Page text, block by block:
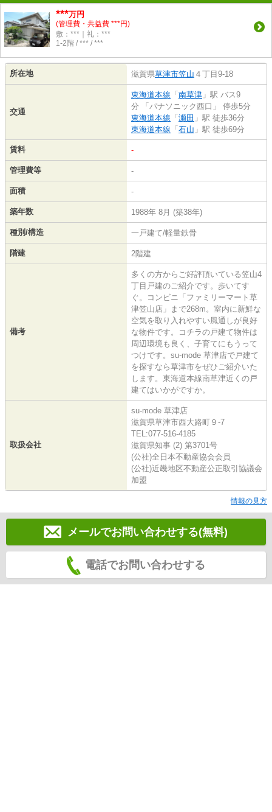
***万円
(管理費・共益費 ***円)
敷：***｜礼：***
1-2階 / *** / ***
所在地 滋賀県草津市笠山 ４丁目9-18
交通
東海道本線 「 南草津 」駅 バス9
分 「パナソニック西口」 停歩5分
東海道本線 「 瀬田 」駅 徒歩36分
東海道本線 「 石山 」駅 徒歩69分
賃料 -
管理費等 -
面積 -
築年数 1988年 8月 (築38年)
種別/構造 一戸建て/軽量鉄骨
階建 2階建
備考
多くの方からご好評頂いている笠山4
丁目戸建のご紹介です。歩いてす
ぐ。コンビニ「ファミリーマート草
津笠山店」まで268m。室内に新鮮な
空気を取り入れやすい風通しが良好
な物件です。コチラの戸建て物件は
周辺環境も良く、子育てにもうって
つけです。su-mode 草津店で戸建て
を探すなら草津市をぜひご紹介いた
します。東海道本線南草津近くの戸
建てはいかがですか。
取扱会社
su-mode 草津店
滋賀県草津市西大路町９-7
TEL:077-516-4185
滋賀県知事 (2) 第3701号
(公社)全日本不動産協会会員
(公社)近畿地区不動産公正取引協議会
加盟
情報の見方
メールでお問い合わせする(無料)
電話でお問い合わせする